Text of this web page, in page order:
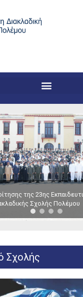
της 23ης
Σχολής Πολέμου
στην ΑΔΙΣΠΟ του κ.
Σχολής